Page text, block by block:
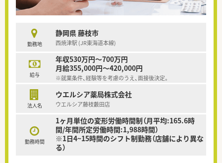
勤務地
静岡県 藤枝市
西焼津駅 (JR東海道本線)
給与
年収530万円～700万円
月給355,000円～420,000円
※就業条件、経験等を考慮のうえ、面接後決定。
法人名
ウエルシア薬局株式会社
ウエルシア藤枝藪田店
勤務時間
1ヶ月単位の変形労働時間制（月平均:165.6時
間/年間所定労働時間:1,988時間）
※1日4~15時間のシフト制勤務（店舗により異な
る）